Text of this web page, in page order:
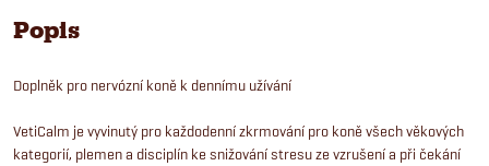
Popis
Doplněk pro nervózní koně k dennímu užívání
VetiCalm je vyvinutý pro každodenní zkrmování pro koně všech věkových
kategorií, plemen a disciplín ke snižování stresu ze vzrušení a při čekání